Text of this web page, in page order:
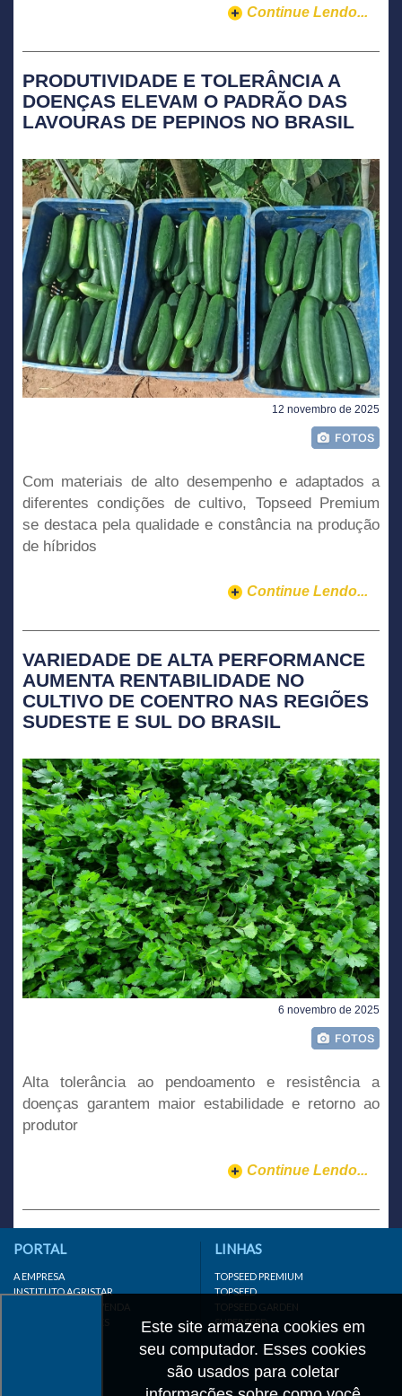
Continue Lendo...
PRODUTIVIDADE E TOLERÂNCIA A
DOENÇAS ELEVAM O PADRÃO DAS
LAVOURAS DE PEPINOS NO BRASIL
12 novembro de 2025
Com materiais de alto desempenho e adaptados a
diferentes condições de cultivo, Topseed Premium
se destaca pela qualidade e constância na produção
de híbridos
Continue Lendo...
VARIEDADE DE ALTA PERFORMANCE
AUMENTA RENTABILIDADE NO
CULTIVO DE COENTRO NAS REGIÕES
SUDESTE E SUL DO BRASIL
6 novembro de 2025
Alta tolerância ao pendoamento e resistência a
doenças garantem maior estabilidade e retorno ao
produtor
Continue Lendo...
Este site armazena cookies em
seu computador. Esses cookies
são usados para coletar
PORTAL
A EMPRESA
INSTITUTO AGRISTAR
DISTRIBUIDOR/REVENDA
LINKS IMPORTANTES
LINHAS
TOPSEED PREMIUM
TOPSEED
TOPSEED GARDEN
SUPERSEED